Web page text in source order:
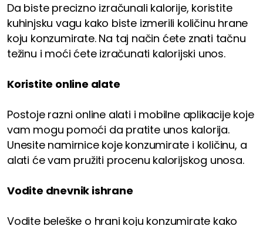
Da biste precizno izračunali kalorije, koristite
kuhinjsku vagu kako biste izmerili količinu hrane
koju konzumirate. Na taj način ćete znati tačnu
težinu i moći ćete izračunati kalorijski unos.
Koristite online alate
Postoje razni online alati i mobilne aplikacije koje
vam mogu pomoći da pratite unos kalorija.
Unesite namirnice koje konzumirate i količinu, a
alati će vam pružiti procenu kalorijskog unosa.
Vodite dnevnik ishrane
Vodite beleške o hrani koju konzumirate kako